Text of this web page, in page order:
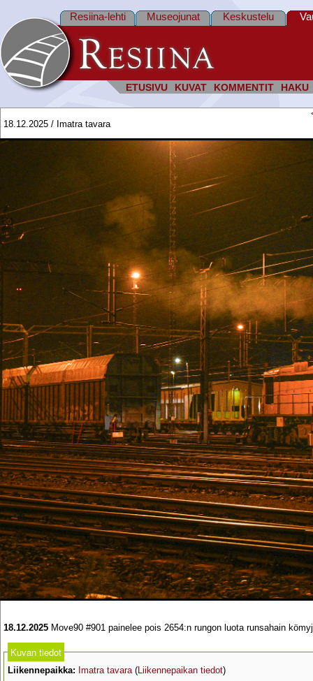
ETUSIVU KUVAT KOMMENTIT HAKU
Resiina-lehti Museojunat Keskustelu
18.12.2025 / Imatra tavara
18.12.2025 Move90 #901 painelee pois 2654:n rungon luota runsahain
Kuvan tiedot
Liikennepaikka: Imatra tavara ( Liikennepaikan tiedot)